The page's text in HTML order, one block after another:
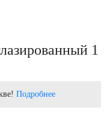
1
Подробнее